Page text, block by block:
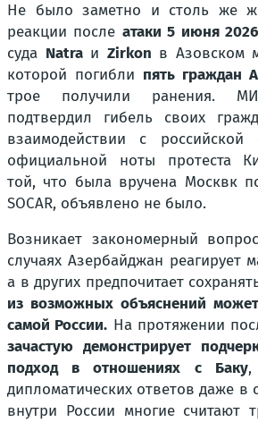
Не было заметно и столь же
реакции после атаки 5 июня
суда Natraи Zirkon в Азовском
которой погибли пять граждан
трое получили ранения.
подтвердил гибель своих
взаимодействии с российской
официальной ноты протеста
той, что была вручена Москвк
SOCAR, объявлено не было.
Возникает закономерный
случаях Азербайджан реагирует
а в других предпочитает
из возможных объяснений
самой России. На протяжении
зачастую демонстрирует
подход в отношениях с Баку,
дипломатических ответов даже в
внутри России многие считают